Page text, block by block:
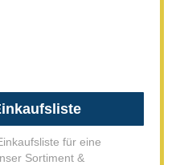
für eine
Sortiment &